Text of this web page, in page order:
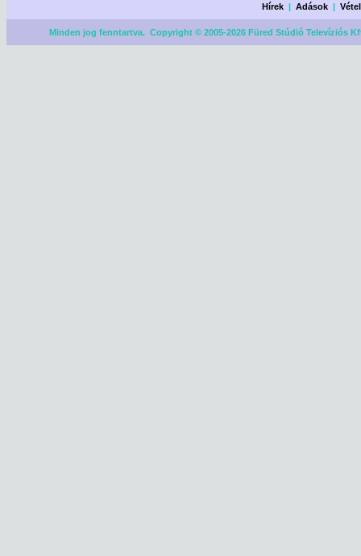
Hírek |Adások |
Minden jog fenntartva. Copyright © 2005-2026 Füred Stúdió Televíziós